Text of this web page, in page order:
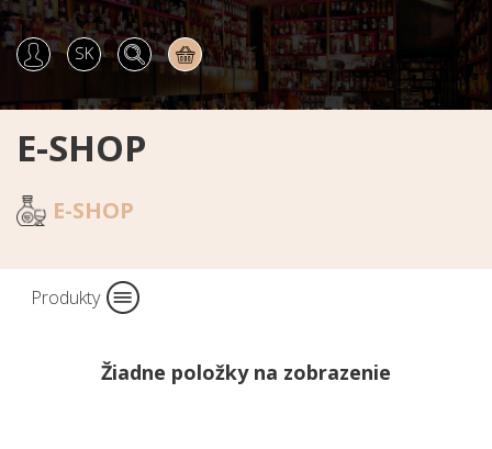
SK
E-SHOP
E-SHOP
Žiadne položky na zobrazenie
Produkty